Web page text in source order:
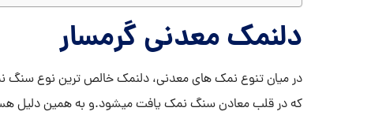
دلنمک معدنی گرمسار
در میان تنوع نمک های معدنی، دلنمک خالص ترین نوع
که در قلب معادن سنگ نمک یافت میشود.و به همین دلیل